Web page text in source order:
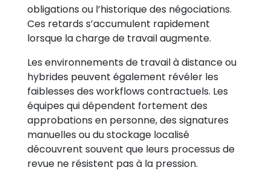
obligations ou l’historique des négociations.
Ces retards s’accumulent rapidement
lorsque la charge de travail augmente.
Les environnements de travail à distance ou
hybrides peuvent également révéler les
faiblesses des workflows contractuels. Les
équipes qui dépendent fortement des
approbations en personne, des signatures
manuelles ou du stockage localisé
découvrent souvent que leurs processus de
revue ne résistent pas à la pression.